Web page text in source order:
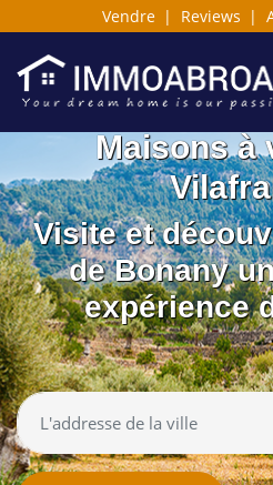
Vendre | Reviews |
Maisons à
Visite et
de Bonany
expérience